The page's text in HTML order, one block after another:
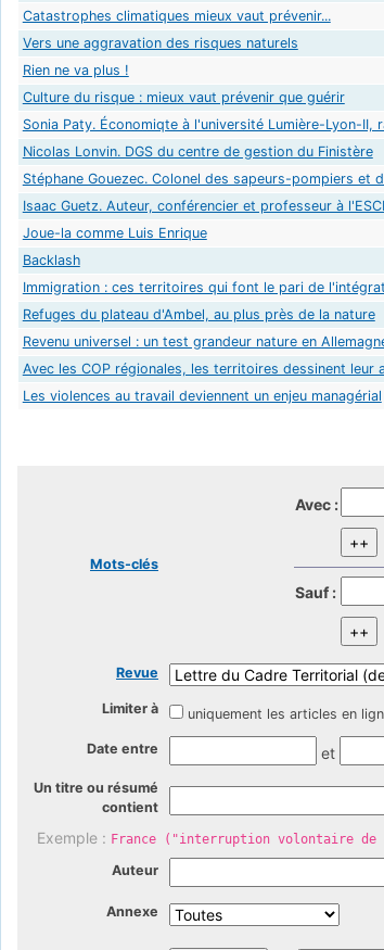
Catastrophes climatiques mieux vaut prévenir...
Vers une aggravation des risques naturels
Rien ne va plus !
Culture du risque : mieux vaut prévenir que guérir
Sonia Paty. Économiqte à l'université Lumière-Lyon-II,
Nicolas Lonvin. DGS du centre de gestion du Finistère
Stéphane Gouezec. Colonel des sapeurs-pompiers et
Isaac Guetz. Auteur, conférencier et professeur à
Joue-la comme Luis Enrique
Backlash
Immigration : ces territoires qui font le pari de
Refuges du plateau d'Ambel, au plus près de la nature
Revenu universel : un test grandeur nature en
Avec les COP régionales, les territoires dessinent leur
Les violences au travail deviennent un enjeu managérial
Mots-clés
Avec :
Sauf :
Revue
Limiter à
uniquement les articles en
Date entre et
Un titre ou résumé
contient
Exemple : France ("interruption volontaire
Auteur
Annexe